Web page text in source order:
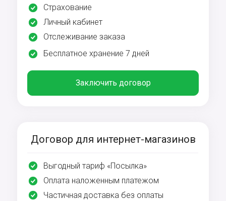
Страхование
Личный кабинет
Отслеживание заказа
Бесплатное хранение 7 дней
Выгодный тариф «Посылка»
Оплата наложенным платежом
Частичная доставка без оплаты
Договор для интернет-магазинов
Заключить договор